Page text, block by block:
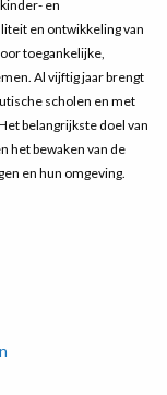
en
en ontwikkeling van
toegankelijke,
Al vijftig jaar brengt
scholen en met
belangrijkste doel van
het bewaken van de
en hun omgeving.